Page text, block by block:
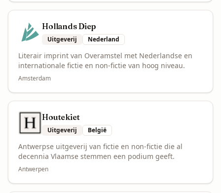
Hollands Diep
Uitgeverij Nederland
Literair imprint van Overamstel met Nederlandse en
internationale fictie en non-fictie van hoog niveau.
Amsterdam
Houtekiet
Uitgeverij België
Antwerpse uitgeverij van fictie en non-fictie die al
decennia Vlaamse stemmen een podium geeft.
Antwerpen